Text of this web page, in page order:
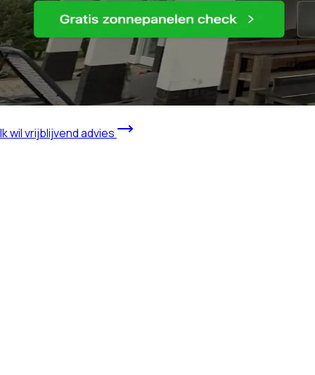
Ik wil vrijblijvend advies